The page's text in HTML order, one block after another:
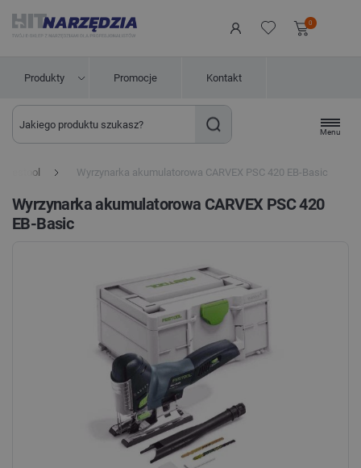
0
Produkty Promocje Kontakt
Menu
Festool Wyrzynarka akumulatorowa CARVEX PSC 420 EB-Basic
Wyrzynarka akumulatorowa CARVEX PSC 420
EB-Basic